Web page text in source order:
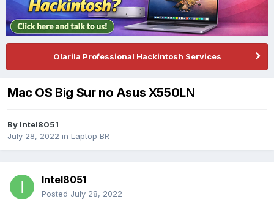
Olarila Professional Hackintosh Services
Mac OS Big Sur no Asus X550LN
By Intel8051
July 28, 2022 in Laptop BR
Intel8051
Posted July 28, 2022